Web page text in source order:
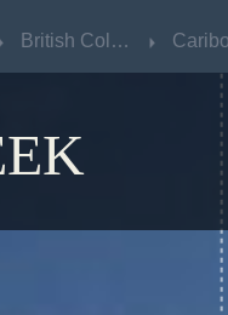
British Columbia
British Columbia